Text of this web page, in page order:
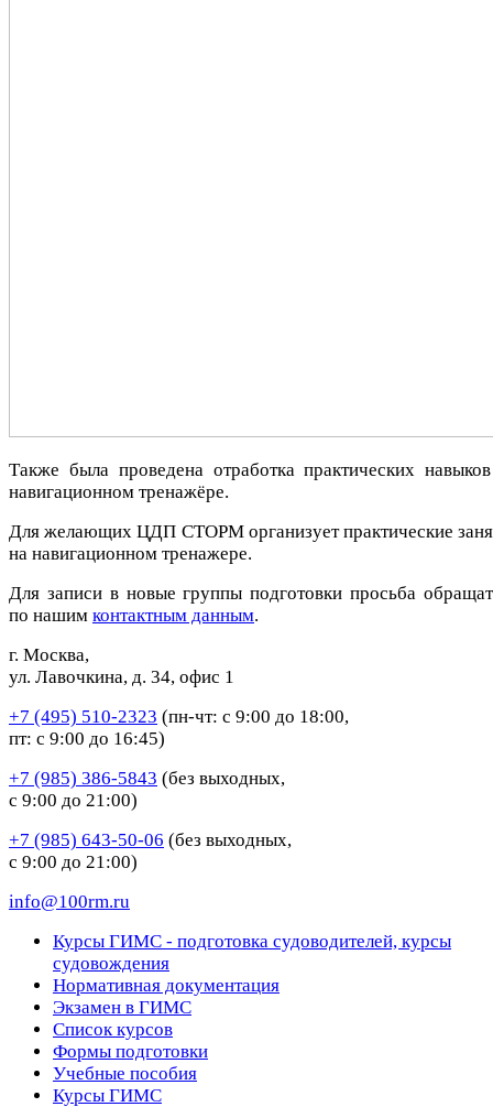
Также была проведена отработка практических
навигационном тренажёре.
Для желающих ЦДП СТОРМ организует практические
на навигационном тренажере.
Для записи в новые группы подготовки просьба
по нашим контактным данным.
г. Москва,
ул. Лавочкина, д. 34, офис 1
+7 (495) 510-2323 (пн-чт: с 9:00 до 18:00,
пт: с 9:00 до 16:45)
+7 (985) 386-5843 (без выходных,
с 9:00 до 21:00)
+7 (985) 643-50-06 (без выходных,
с 9:00 до 21:00)
info@100rm.ru
Курсы ГИМС - подготовка судоводителей, курсы
судовождения
Нормативная документация
Экзамен в ГИМС
Список курсов
Формы подготовки
Учебные пособия
Курсы ГИМС